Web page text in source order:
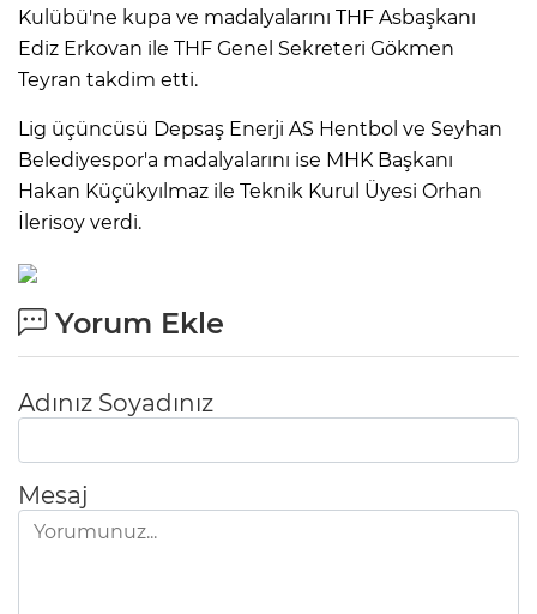
Kulübü'ne kupa ve madalyalarını THF Asbaşkanı
Ediz Erkovan ile THF Genel Sekreteri Gökmen
Teyran takdim etti.
Lig üçüncüsü Depsaş Enerji AS Hentbol ve Seyhan
Belediyespor'a madalyalarını ise MHK Başkanı
Hakan Küçükyılmaz ile Teknik Kurul Üyesi Orhan
İlerisoy verdi.
Yorum Ekle
Adınız Soyadınız
Mesaj